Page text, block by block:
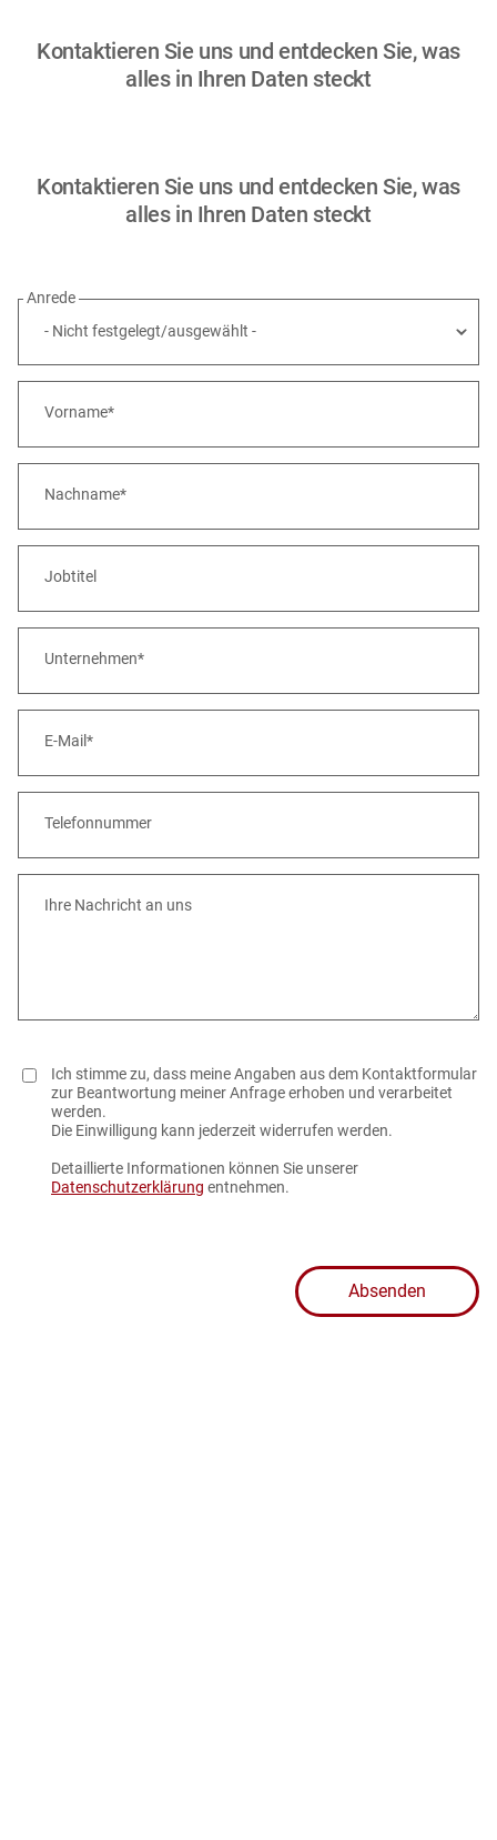
Kontaktieren Sie uns und entdecken Sie, was
alles in Ihren Daten steckt
Kontaktieren Sie uns und entdecken Sie, was
alles in Ihren Daten steckt
Anrede
Vorname*
Nachname*
Jobtitel
Unternehmen*
E-Mail*
Telefonnummer
Ihre Nachricht an uns
Ich stimme zu, dass meine Angaben aus dem Kontaktformular
zur Beantwortung meiner Anfrage erhoben und verarbeitet
werden.
Die Einwilligung kann jederzeit widerrufen werden.
Detaillierte Informationen können Sie unserer
Datenschutzerklärung entnehmen.